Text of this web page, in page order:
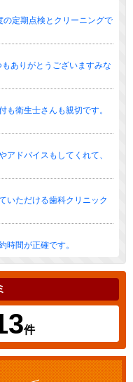
定期点検とクリーニングで
ありがとうございますみな
も衛生士さんも親切です。
アドバイスもしてくれて、
いただける歯科クリニック
時間が正確です。
件